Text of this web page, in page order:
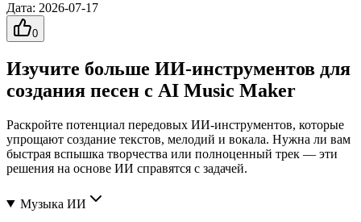
Дата: 2026-07-17
0
Изучите больше ИИ-инструментов для
создания песен с AI Music Maker
Раскройте потенциал передовых ИИ-инструментов, которые
упрощают создание текстов, мелодий и вокала. Нужна ли вам
быстрая вспышка творчества или полноценный трек — эти
решения на основе ИИ справятся с задачей.
Музыка ИИ